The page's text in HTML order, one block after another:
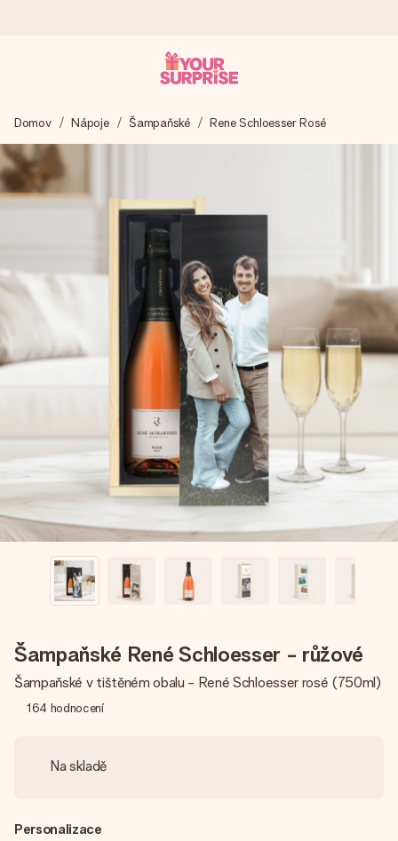
Váš dárek vytvoříme s láskou a bleskově odešleme –
abyste ho mohli darovat právě v tu správnou chvíli, kdy na
tom nejvíc záleží.
4,8 (na základě +15 000 recenzí)
Naše dárky inspirují. Zákazníci nás na Google Reviews
hodnotí známkou 4,8.
Přáníčko zdarma
Vytvořte něco jedinečného během několika kroků – s jejím
jménem, vaší fotografií nebo vzkazem, který doopravdy
zahřeje u srdce. Žádné zbytečné složitosti, jen spousta
lásky pro daný okamžik.
Domov Nápoje Šampaňské Rene Schloesser Rosé
Šampaňské René Schloesser - růžové
Šampaňské v tištěném obalu - René Schloesser rosé (750ml)
164 hodnocení
Na skladě
Personalizace